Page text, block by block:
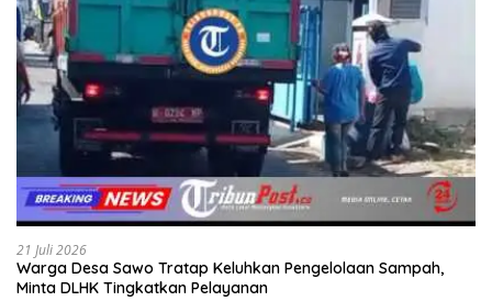
21 Juli 2026
Warga Desa Sawo Tratap Keluhkan Pengelolaan Sampah,
Minta DLHK Tingkatkan Pelayanan